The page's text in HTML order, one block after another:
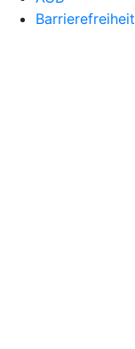
Barrierefreiheit